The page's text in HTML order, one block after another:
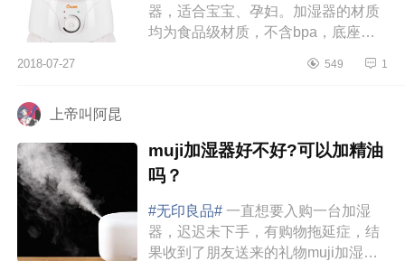
器，适合宝宝、孕妇。加湿器的材质
均为食品级材质，不含bpa，底座是
是树脂和纳米银。给宝宝用比较放
2018-07-27 549 1
上帝叫阿昆
muji加湿器好不好?可以加精油
吗？
#无印良品# 一直想要入购一台加湿
器，迟迟未下手，有购物拖延症，结
果收到了朋友送来的礼物muji加湿